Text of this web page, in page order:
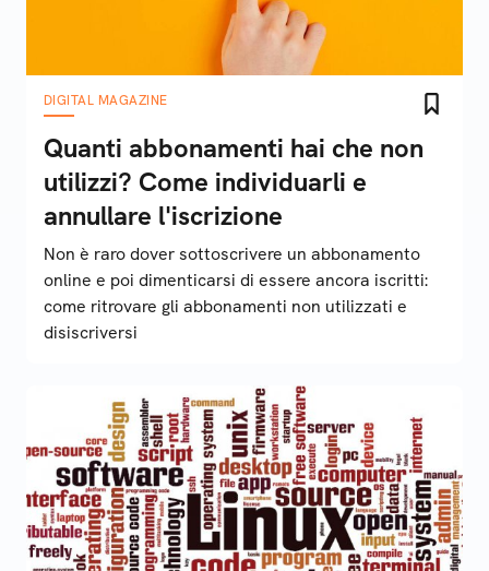
DIGITAL MAGAZINE
Quanti abbonamenti hai che non
utilizzi? Come individuarli e
annullare l'iscrizione
Non è raro dover sottoscrivere un abbonamento
online e poi dimenticarsi di essere ancora iscritti:
come ritrovare gli abbonamenti non utilizzati e
disiscriversi